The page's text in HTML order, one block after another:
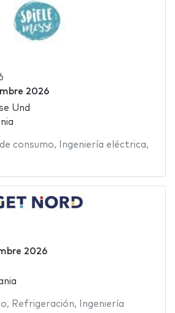
2026
Und
consumo, Ingeniería eléctrica,
2026
, Refrigeración,
Ingeniería